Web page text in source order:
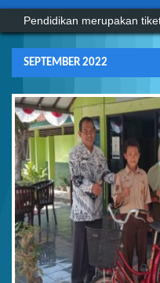
Pendidikan merupakan
SEPTEMBER 2022